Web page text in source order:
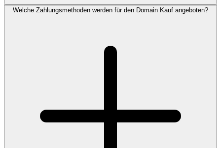
Welche Zahlungsmethoden werden für den Domain Kauf angeboten?